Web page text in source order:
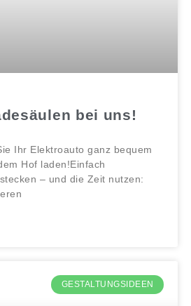
bei uns!
Ihr Elektroauto ganz bequem
Hof laden!Einfach
– und die Zeit nutzen:
GESTALTUNGSIDEEN